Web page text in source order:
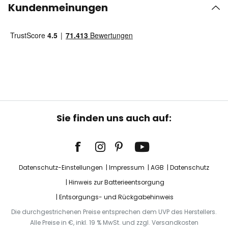
Kundenmeinungen
Sie finden uns auch auf:
Datenschutz-Einstellungen Impressum AGB
Datenschutz
Hinweis zur Batterieentsorgung
Entsorgungs- und Rückgabehinweis
Die durchgestrichenen Preise entsprechen dem UVP des Herstellers.
Alle Preise in €, inkl. 19 % MwSt. und zzgl. Versandkosten